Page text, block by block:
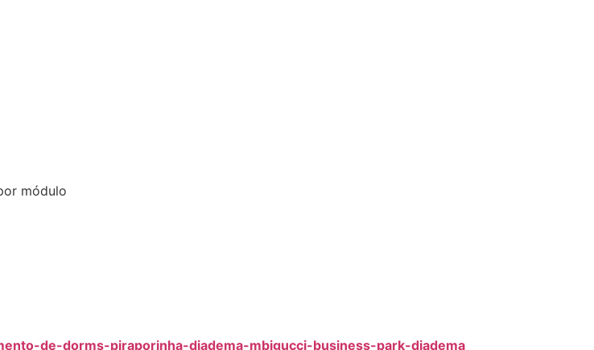
módulo
de-dorms-piraporinha-diadema-mbigucci-business-park-diadema